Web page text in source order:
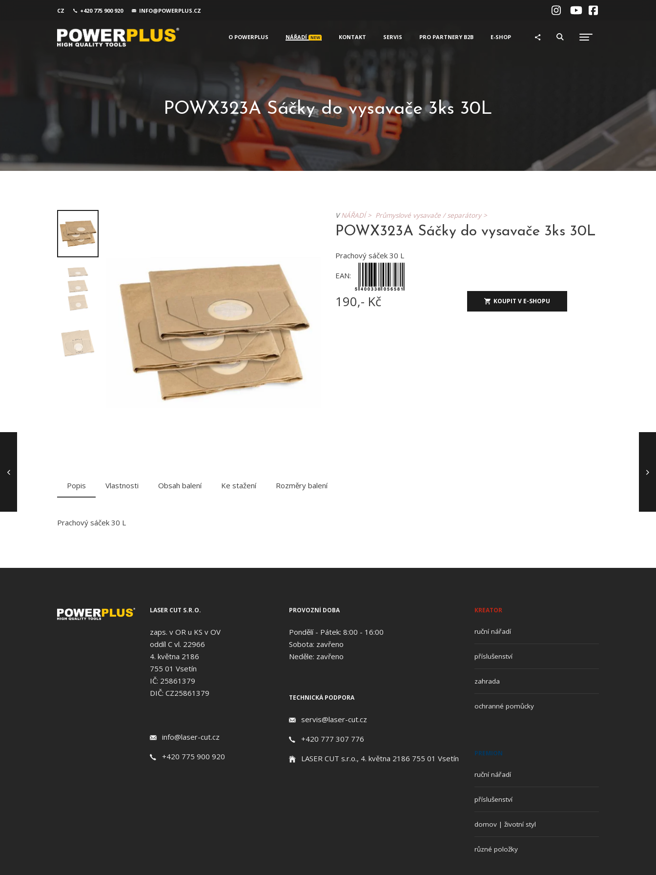
CZ +420 775 900 920 INFO@POWERPLUS.CZ
O POWERPLUS NÁŘADÍ NEW KONTAKT SERVIS PRO PARTNERY B2B E-SHOP
POWX323A Sáčky do vysavače 3ks 30L
VNÁŘADÍ > Průmyslové vysavače / separátory >
POWX323A Sáčky do vysavače 3ks 30L
Prachový sáček 30 L
EAN:
190,- Kč KOUPIT V E-SHOPU
Popis Vlastnosti Obsah balení Ke stažení Rozměry balení
Prachový sáček 30 L
LASER CUT S.R.O.
zaps. v OR u KS v OV
oddíl C vl. 22966
4. května 2186
755 01 Vsetín
IČ: 25861379
DIČ: CZ25861379
info@laser-cut.cz
+420 775 900 920
PROVOZNÍ DOBA
Pondělí - Pátek: 8:00 - 16:00
Sobota: zavřeno
Neděle: zavřeno
TECHNICKÁ PODPORA
servis@laser-cut.cz
+420 777 307 776
LASER CUT s.r.o., 4. května 2186 755 01 Vsetín
KREATOR
ruční nářadí
příslušenství
zahrada
ochranné pomůcky
PREMION
ruční nářadí
příslušenství
domov | životní styl
různé položky